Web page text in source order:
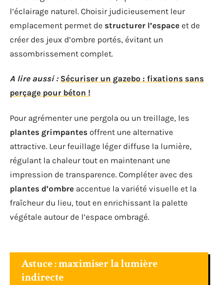
l’éclairage naturel. Choisir judicieusement leur
emplacement permet de structurer l’espace et de
créer des jeux d’ombre portés, évitant un
assombrissement complet.
A lire aussi : Sécuriser un gazebo : fixations sans
perçage pour béton !
Pour agrémenter une pergola ou un treillage, les
plantes grimpantes offrent une alternative
attractive. Leur feuillage léger diffuse la lumière,
régulant la chaleur tout en maintenant une
impression de transparence. Compléter avec des
plantes d’ombre accentue la variété visuelle et la
fraîcheur du lieu, tout en enrichissant la palette
végétale autour de l’espace ombragé.
Astuce : maximiser la lumière
indirecte